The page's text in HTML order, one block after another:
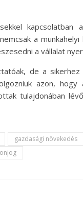
a
a vállalat
de a
azon,
tulajdonában
gazdasági növekedés